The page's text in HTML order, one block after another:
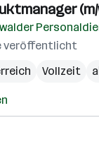
veröffentlicht
Vollzeit